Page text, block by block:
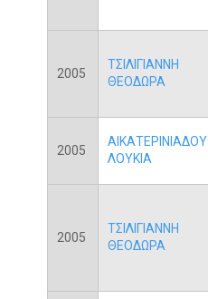
2005
ΤΣΙΛΙΓΙΑΝΝΗ
ΘΕΟΔΩΡΑ
2005
ΑΙΚΑΤΕΡΙΝΙΑΔΟΥ
ΛΟΥΚΙΑ
2005
ΤΣΙΛΙΓΙΑΝΝΗ
ΘΕΟΔΩΡΑ